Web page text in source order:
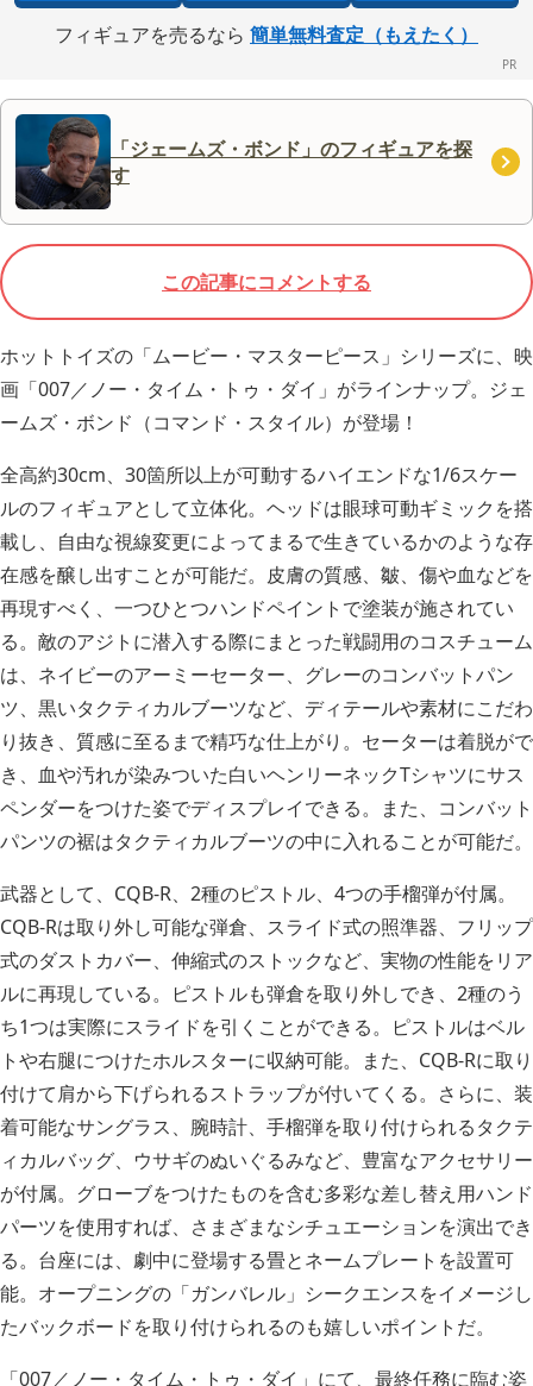
フィギュアを売るなら 簡単無料査定（もえたく）
「ジェームズ・ボンド」のフィギュアを探
す
この記事にコメントする
ホットトイズの「ムービー・マスターピース」シリーズに、映
画「007／ノー・タイム・トゥ・ダイ」がラインナップ。ジェ
ームズ・ボンド（コマンド・スタイル）が登場！
全高約30cm、30箇所以上が可動するハイエンドな1/6スケー
ルのフィギュアとして立体化。ヘッドは眼球可動ギミックを搭
載し、自由な視線変更によってまるで生きているかのような存
在感を醸し出すことが可能だ。皮膚の質感、皺、傷や血などを
再現すべく、一つひとつハンドペイントで塗装が施されてい
る。敵のアジトに潜入する際にまとった戦闘用のコスチューム
は、ネイビーのアーミーセーター、グレーのコンバットパン
ツ、黒いタクティカルブーツなど、ディテールや素材にこだわ
り抜き、質感に至るまで精巧な仕上がり。セーターは着脱がで
き、血や汚れが染みついた白いヘンリーネックTシャツにサス
ペンダーをつけた姿でディスプレイできる。また、コンバット
パンツの裾はタクティカルブーツの中に入れることが可能だ。
武器として、CQB-R、2種のピストル、4つの手榴弾が付属。
CQB-Rは取り外し可能な弾倉、スライド式の照準器、フリップ
式のダストカバー、伸縮式のストックなど、実物の性能をリア
ルに再現している。ピストルも弾倉を取り外しでき、2種のう
ち1つは実際にスライドを引くことができる。ピストルはベル
トや右腿につけたホルスターに収納可能。また、CQB-Rに取り
付けて肩から下げられるストラップが付いてくる。さらに、装
着可能なサングラス、腕時計、手榴弾を取り付けられるタクテ
ィカルバッグ、ウサギのぬいぐるみなど、豊富なアクセサリー
が付属。グローブをつけたものを含む多彩な差し替え用ハンド
パーツを使用すれば、さまざまなシチュエーションを演出でき
る。台座には、劇中に登場する畳とネームプレートを設置可
能。オープニングの「ガンバレル」シークエンスをイメージし
たバックボードを取り付けられるのも嬉しいポイントだ。
「007／ノー・タイム・トゥ・ダイ」にて、最終任務に臨む姿